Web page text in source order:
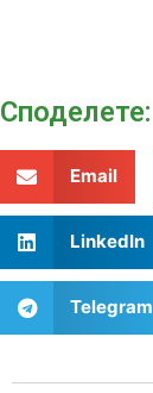
Споделeте:
Email
LinkedIn
Telegram